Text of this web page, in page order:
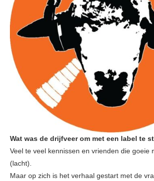
Wat was de drijfveer om met een label te
Veel te veel kennissen en vrienden die goeie
(lacht).
Maar op zich is het verhaal gestart met de